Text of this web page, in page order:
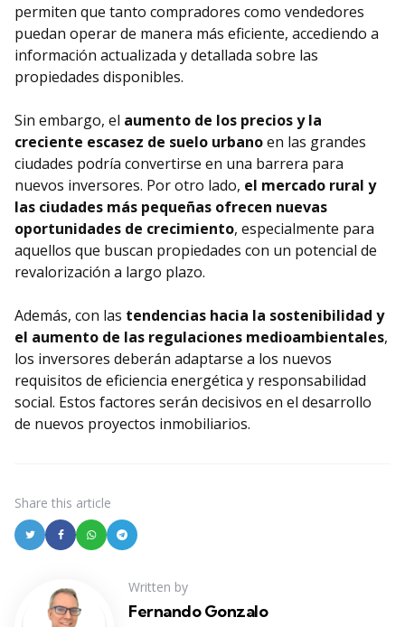
permiten que tanto compradores como vendedores
puedan operar de manera más eficiente, accediendo a
información actualizada y detallada sobre las
propiedades disponibles.
Sin embargo, el aumento de los precios y la
creciente escasez de suelo urbanoen las grandes
ciudades podría convertirse en una barrera para
nuevos inversores. Por otro lado, el mercado rural y
las ciudades más pequeñas ofrecen nuevas
oportunidades de crecimiento, especialmente para
aquellos que buscan propiedades con un potencial de
revalorización a largo plazo.
Además, con las tendencias hacia la sostenibilidad y
el aumento de las regulaciones medioambientales,
los inversores deberán adaptarse a los nuevos
requisitos de eficiencia energética y responsabilidad
social. Estos factores serán decisivos en el desarrollo
de nuevos proyectos inmobiliarios.
Share this article
Written by
Fernando Gonzalo